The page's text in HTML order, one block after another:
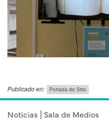
Noticias | Sala de Medios
Publicado en: Portada de Sitio
Publicado el Jueves 11 Junio, 2026